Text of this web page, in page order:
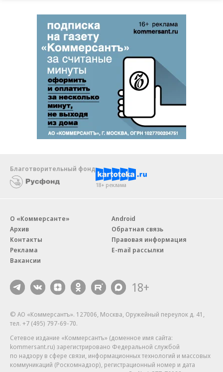
Благотворительный фонд
18+ реклама
О «Коммерсанте»
Архив
Контакты
Реклама
Вакансии
Android
Обратная связь
Правовая информация
E-mail рассылки
18+
© АО «Коммерсантъ». 127006, Москва, Оружейный переулок д. 41,
тел. +7 (495) 797-69-70.
Сетевое издание «Коммерсантъ» (доменное имя сайта:
kommersant.ru) зарегистрировано Федеральной службой
по надзору в сфере связи, информационных технологий и массовых
коммуникаций (Роскомнадзор), регистрационный номер и дата